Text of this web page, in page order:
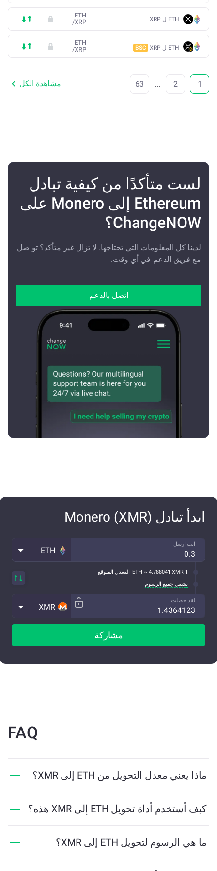
ETH ل XRP
ETH
/XRP
ETH ل XRP BSC
ETH
/XRP
1
2
...
63 مشاهدة الكل
لست متأكدًا من كيفية تبادل
Ethereum إلى Monero على
ChangeNOW؟
لدينا كل المعلومات التي تحتاجها. لا تزال غير متأكد؟ تواصل
مع فريق الدعم في أي وقت.
اتصل بالدعم
ابدأ تبادل Monero (XMR)
انت ارسل
ETH
1 ETH ~ 4.788041 XMR
المعدل المتوقع
تشمل جميع الرسوم
لقد حصلت
XMR
مشاركة
FAQ
ماذا يعني معدل التحويل من ETH إلى XMR؟
يتقلب هذا المعدل بناءً على ظروف السوق والعرض والطلب
كيف أستخدم أداة تحويل ETH إلى XMR هذه؟
الأداة بحساب الكمية التقديرية من XMR التي ستستلمها. ثم
ما هي الرسوم لتحويل ETH إلى XMR؟